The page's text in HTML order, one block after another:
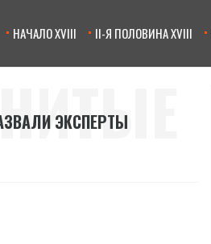
НАЧАЛО XVIII II-Я ПОЛОВИНА XVIII
ЭКСПЕРТЫ